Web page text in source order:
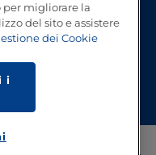
per migliorare la
del sito e assistere
dei Cookie
i